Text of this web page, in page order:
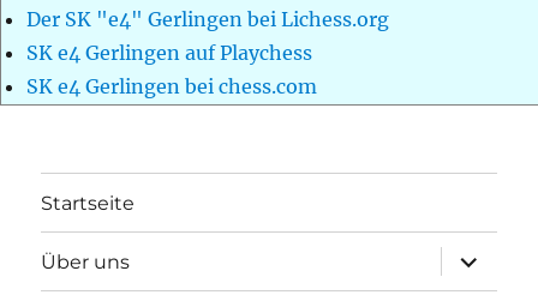
Der SK "e4" Gerlingen bei Lichess.org
SK e4 Gerlingen auf Playchess
SK e4 Gerlingen bei chess.com
Startseite
Über uns
öffnen